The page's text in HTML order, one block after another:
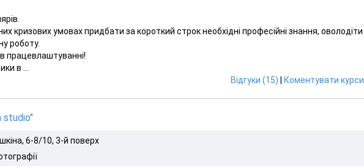
кризових умовах придбати за короткий строк необхідні професійні знання, оволодіти
роботу.
працевлаштуванні!
в ...
Відгуки (15)
Коментувати курси
studio"
6-8/10, 3-й поверх